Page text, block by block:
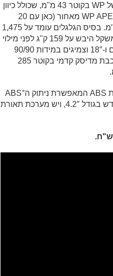
מאלומיניום. מלפנים נמצא מזלג קדמי מסוג קארטריג' פתוח של WP בקוטר 43 מ"מ, שכולל כיוון
שיכוך כיווץ והחזרה ב־30 קליקים – כיוונים שיש גם לבולם ה־WP APEX מאחור (כאן עם 20
קליקים מקצה לקצה). בשני הצדדים יש מהלך גלגל של 230 מ"מ. בסיס הגלגלים עומד על 1,475
מ"מ, מרווח הגחון על 272 מ"מ, גובה המושב על 890 מ"מ והמשקל היבש על 159 ק"ג לפני מילוי
9 הליטרים במיכל הדלק. חישוקי השפיצים במידות 21″ מלפנים ו-18″ וצמיגים במידות 90/90
ו־140/80 הנעולים בצמיגי מצלר קארו 4. מערכת הבלימה מורכבת מדיסק קדמי בקוטר 285
מבחינת אלקטרוניקה, ה־390 אנדורו R החדש מגיע עם מערכת ABS המאפשרת ניתוק ה־ABS
מהגלגל האחורי או ניתוק מלא משני הגלגלים. יש מסך TFT חדש בגודל 4.2″, ויש מערכת תאורת